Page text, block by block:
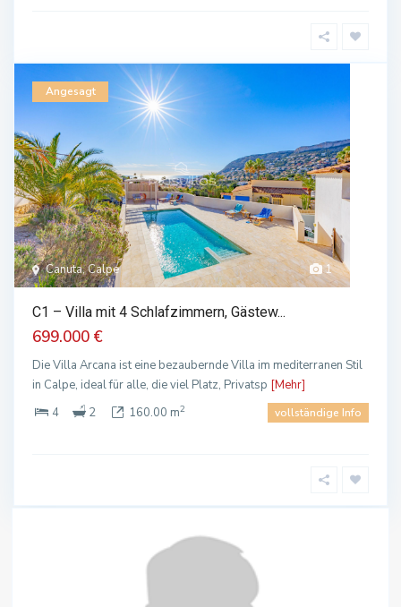
1
Canuta, Calpe
Angesagt
C1 – Villa mit 4 Schlafzimmern, Gästew...
699.000 €
Die Villa Arcana ist eine bezaubernde Villa im mediterranen Stil
in Calpe, ideal für alle, die viel Platz, Privatsp [Mehr]
4
2 160.00 m2 vollständige Info